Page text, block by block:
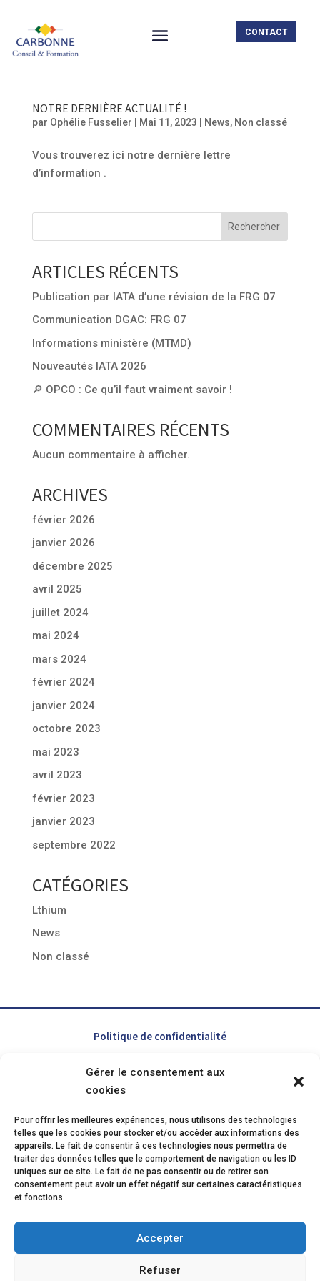
Gérer le consentement aux
cookies
Pour offrir les meilleures expériences, nous utilisons des technologies
telles que les cookies pour stocker et/ou accéder aux informations des
appareils. Le fait de consentir à ces technologies nous permettra de
traiter des données telles que le comportement de navigation ou les ID
uniques sur ce site. Le fait de ne pas consentir ou de retirer son
consentement peut avoir un effet négatif sur certaines caractéristiques
et fonctions.
Accepter
Refuser
CONTACT
NOTRE DERNIÈRE ACTUALITÉ !
par Ophélie Fusselier Mai 11, 2023 News, Non classé
Vous trouverez ici notre dernière lettre
d’information .
Rechercher
ARTICLES RÉCENTS
Publication par IATA d’une révision de la FRG 07
Communication DGAC: FRG 07
Informations ministère (MTMD)
Nouveautés IATA 2026
🔎 OPCO : Ce qu’il faut vraiment savoir !
COMMENTAIRES RÉCENTS
Aucun commentaire à afficher.
ARCHIVES
février 2026
janvier 2026
décembre 2025
avril 2025
juillet 2024
mai 2024
mars 2024
février 2024
janvier 2024
octobre 2023
mai 2023
avril 2023
février 2023
janvier 2023
septembre 2022
CATÉGORIES
Lthium
News
Non classé
Politique de confidentialité
Contact
Mentions légales
Mise à jour 12/2025
Inscrivez-vous à notre newsletter